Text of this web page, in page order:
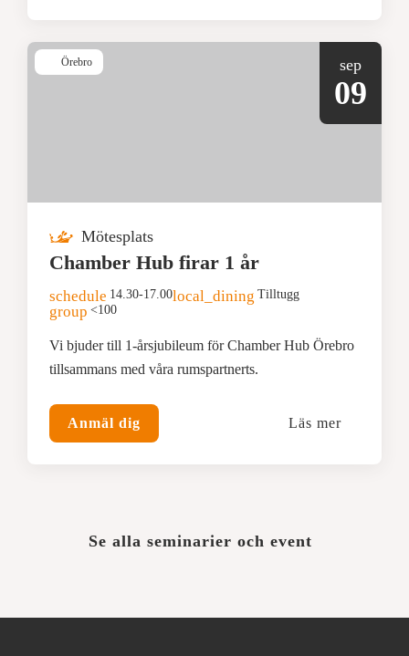
Örebro sep
09
Mötesplats
Chamber Hub firar 1 år
schedule 14.30-17.00local_dining Tilltugg
group <100
Vi bjuder till 1-årsjubileum för Chamber Hub Örebro
tillsammans med våra rumspartnerts.
Anmäl dig Läs mer
Se alla seminarier och event